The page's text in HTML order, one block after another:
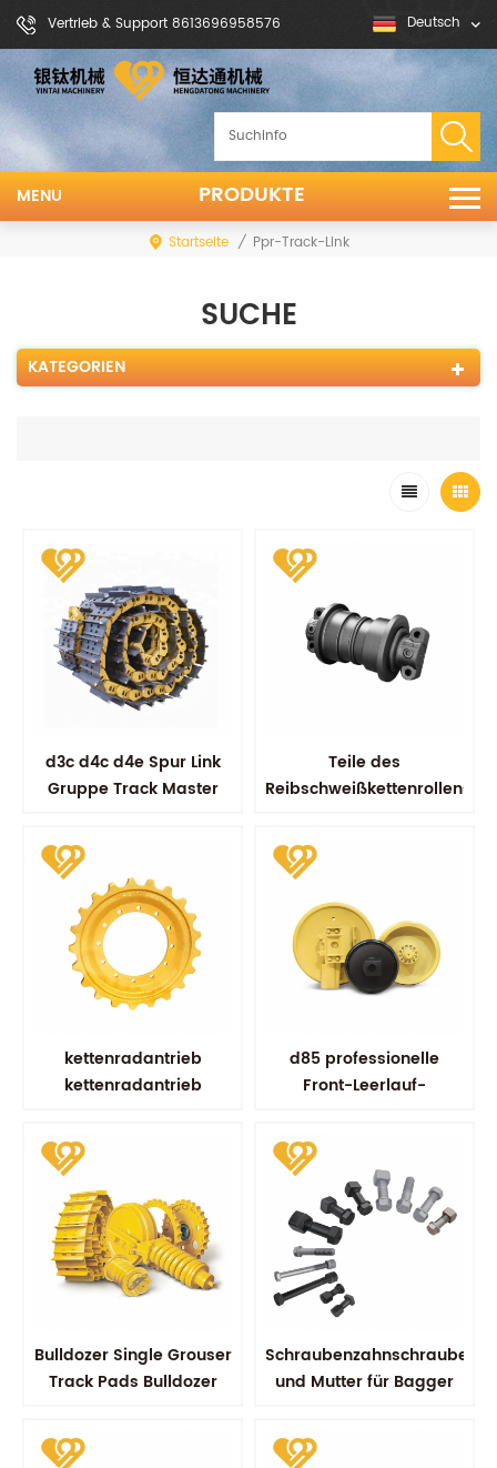
Vertrieb & Support 8613696958576 Deutsch
PRODUKTE
MENU
Startseite / Ppr-Track-Link
SUCHE
KATEGORIEN
d3c d4c d4e Spur Link
Gruppe Track Master
Teile des
Reibschweißkettenrollens
kettenradantrieb
kettenradantrieb
fahrradersatzteile
d85 professionelle
Front-Leerlauf-
Bulldozer Single Grouser
Track Pads Bulldozer
Schraubenzahnschraube
und Mutter für Bagger